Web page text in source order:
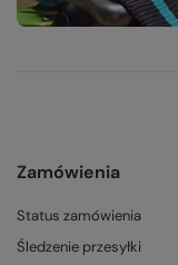
Zamówienia
Status zamówienia
Śledzenie przesyłki